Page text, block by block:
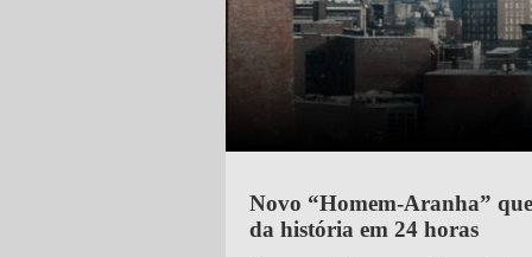
Novo “Homem-Aranha”
da história em 24 horas